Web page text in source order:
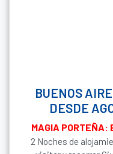
BUENOS
DESDE
MAGIA PORTEÑA:
2 Noches de